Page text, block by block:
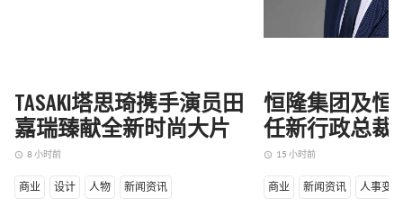
TASAKI塔思琦携手演员田
嘉瑞臻献全新时尚大片
access_time 8 小时前
商业 设计 人物 新闻资讯
恒隆集团及恒
任新行政总裁
access_time 15 小时前
商业 新闻资讯 人事变动